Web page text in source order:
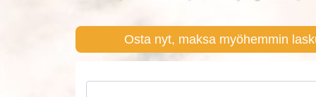
Osta nyt, maksa myöhemmin